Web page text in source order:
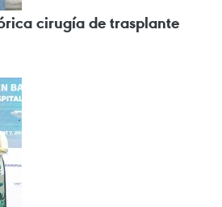
cirugía de trasplante